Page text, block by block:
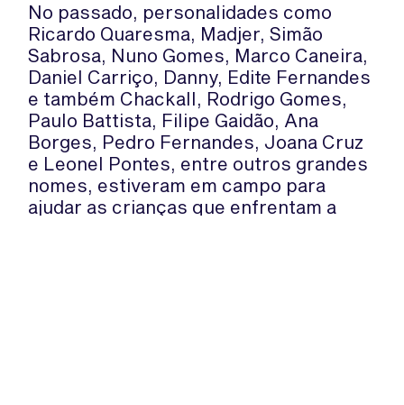
No passado, personalidades como
Ricardo Quaresma, Madjer, Simão
Sabrosa, Nuno Gomes, Marco Caneira,
Daniel Carriço, Danny, Edite Fernandes
e também Chackall, Rodrigo Gomes,
Paulo Battista, Filipe Gaidão, Ana
Borges, Pedro Fernandes, Joana Cruz
e Leonel Pontes, entre outros grandes
nomes, estiveram em campo para
ajudar as crianças que enfrentam a